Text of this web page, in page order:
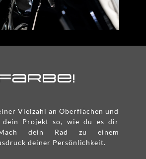
deiner Persönlichkeit.